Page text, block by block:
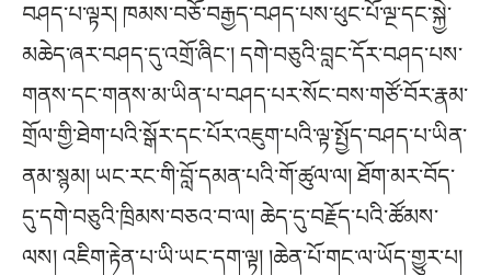
བཤད་པ་ལྟར། ཁམས་བཅོ་བརྒྱད་བཤད་པས་ཕུང་པོ་ལྔ་དང་སྐྱེ་
མཆེད་ཞར་བཤད་དུ་འགྲོ་ཞིང་། དགེ་བཅུའི་བླང་དོར་བཤད་པས་
གནས་དང་གནས་མ་ཡིན་པ་བཤད་པར་སོང་བས་གཙོ་བོར་རྣམ་
གྲོལ་གྱི་ཐེག་པའི་སྒོར་དང་པོར་འཇུག་པའི་ལྟ་སྤྱོད་བཤད་པ་ཡིན་
ནམ་སྙམ། ཡང་རང་གི་བློ་དམན་པའི་གོ་ཚུལ་ལ། ཐོག་མར་བོད་
དུ་དགེ་བཅུའི་ཁྲིམས་བཅའ་བ་ལ། ཆེད་དུ་བརྗོད་པའི་ཚོམས་
ལས། འཇིག་རྟེན་པ་ཡི་ཡང་དག་ལྟ། །ཆེན་པོ་གང་ལ་ཡོད་གྱུར་པ།